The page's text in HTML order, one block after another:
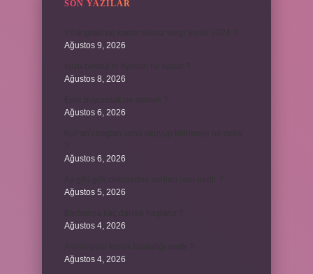
SON YAZILAR
Ağustos 9, 2026
Ağustos 8, 2026
Ağustos 6, 2026
Ağustos 6, 2026
Ağustos 5, 2026
Ağustos 4, 2026
Ağustos 4, 2026